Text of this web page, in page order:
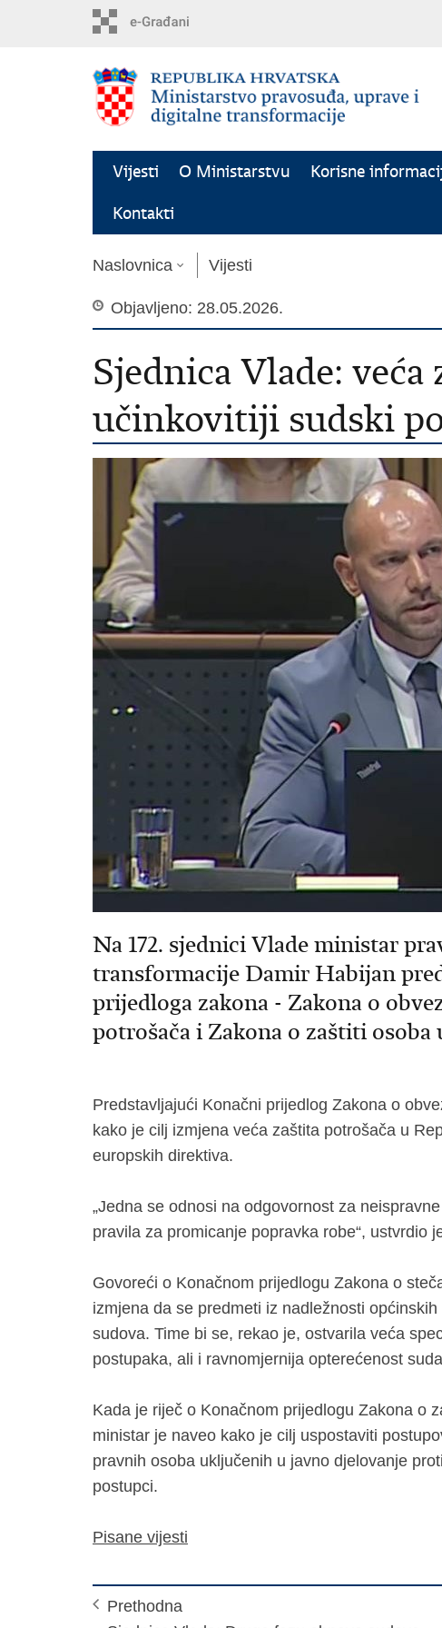
Vijesti O Ministarstvu Korisne
Kontakti
Naslovnica Vijesti
Objavljeno: 28.05.2026.
Sjednica Vlade:
učinkovitiji sudski
Na 172. sjednici Vlade ministar
transformacije Damir Habijan
prijedloga zakona - Zakona o
potrošača i Zakona o zaštiti
Predstavljajući Konačni prijedlog Zakona o
kako je cilj izmjena veća zaštita potrošača u
europskih direktiva.
„Jedna se odnosi na odgovornost za
pravila za promicanje popravka robe“, ustvrdio
Govoreći o Konačnom prijedlogu Zakona o
izmjena da se predmeti iz nadležnosti
sudova. Time bi se, rekao je, ostvarila veća
postupaka, ali i ravnomjernija opterećenost
Kada je riječ o Konačnom prijedlogu Zakona o
ministar je naveo kako je cilj uspostaviti
pravnih osoba uključenih u javno djelovanje
Pisane vijesti
Prethodna